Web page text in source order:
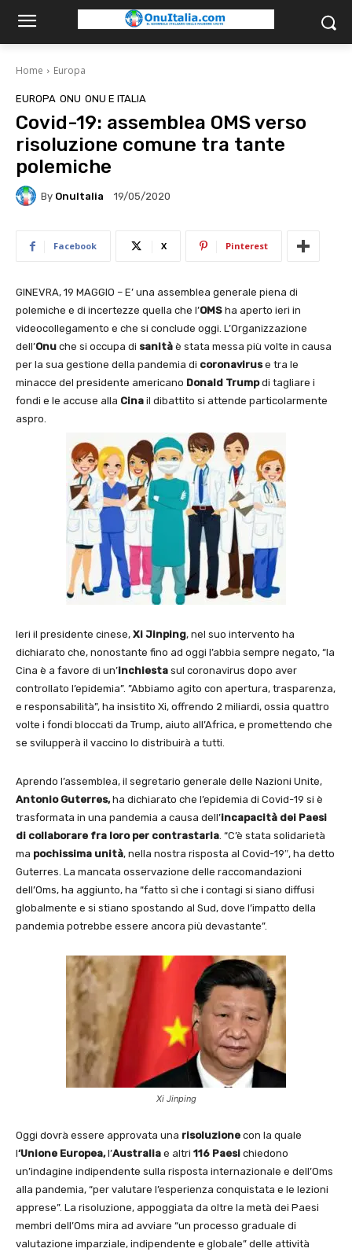
Home Europa
EUROPA ONU ONU E ITALIA
Covid-19: assemblea OMS verso
risoluzione comune tra tante
polemiche
By OnuItalia 19/05/2020
Facebook X Pinterest
GINEVRA, 19 MAGGIO – E’ una assemblea generale piena di
polemiche e di incertezze quella che l’OMS ha aperto ieri in
videocollegamento e che si conclude oggi. L’Organizzazione
dell’Onu che si occupa di sanità è stata messa più volte in causa
per la sua gestione della pandemia di coronaviruse tra le
minacce del presidente americano Donald Trumpdi tagliare i
fondi e le accuse alla Cina il dibattito si attende particolarmente
aspro.
Ieri il presidente cinese, Xi Jinping, nel suo intervento ha
dichiarato che, nonostante fino ad oggi l’abbia sempre negato, “la
Cina è a favore di un’inchiesta sul coronavirus dopo aver
controllato l’epidemia”. ”Abbiamo agito con apertura, trasparenza,
e responsabilità”, ha insistito Xi, offrendo 2 miliardi, ossia quattro
volte i fondi bloccati da Trump, aiuto all’Africa, e promettendo che
se svilupperà il vaccino lo distribuirà a tutti.
Aprendo l’assemblea, il segretario generale delle Nazioni Unite,
Antonio Guterres,ha dichiarato che l’epidemia di Covid-19 si è
trasformata in una pandemia a causa dell’incapacità dei Paesi
di collaborare fra loro per contrastarla. “C’è stata solidarietà
ma pochissima unità, nella nostra risposta al Covid-19″, ha detto
Guterres. La mancata osservazione delle raccomandazioni
dell’Oms, ha aggiunto, ha “fatto sì che i contagi si siano diffusi
globalmente e si stiano spostando al Sud, dove l’impatto della
pandemia potrebbe essere ancora più devastante”.
Xi Jinping
Oggi dovrà essere approvata una risoluzione con la quale
l‘Unione Europea,l’Australia e altri 116 Paesi chiedono
un’indagine indipendente sulla risposta internazionale e dell’Oms
alla pandemia, “per valutare l’esperienza conquistata e le lezioni
apprese”. La risoluzione, appoggiata da oltre la metà dei Paesi
membri dell’Oms mira ad avviare “un processo graduale di
valutazione imparziale, indipendente e globale” delle attività